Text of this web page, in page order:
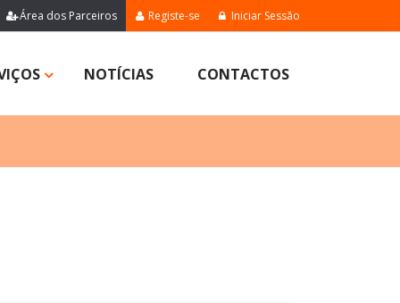
Área dos Parceiros Registe-se Iniciar Sessão
NOTÍCIAS CONTACTOS